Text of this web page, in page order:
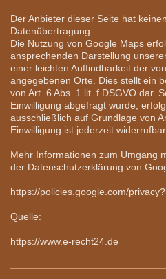
Der Anbieter dieser Seite hat
Datenübertragung.
Die Nutzung von Google Maps
ansprechenden Darstellung
einer leichten Auffindbarkeit der
angegebenen Orte. Dies stellt ein
von Art. 6 Abs. 1 lit. f DSGVO dar.
Einwilligung abgefragt wurde,
ausschließlich auf Grundlage von
Einwilligung ist jederzeit widerrufbar.
Mehr Informationen zum Umgang
der Datenschutzerklärung von
https://policies.google.com/
Quelle:
https://www.e-recht24.de